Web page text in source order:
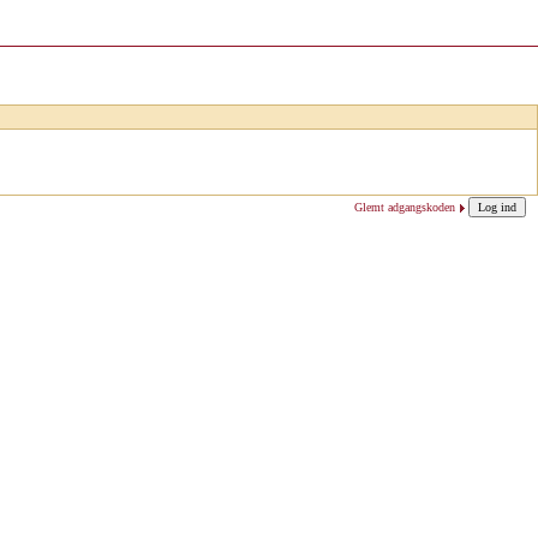
Glemt adgangskoden